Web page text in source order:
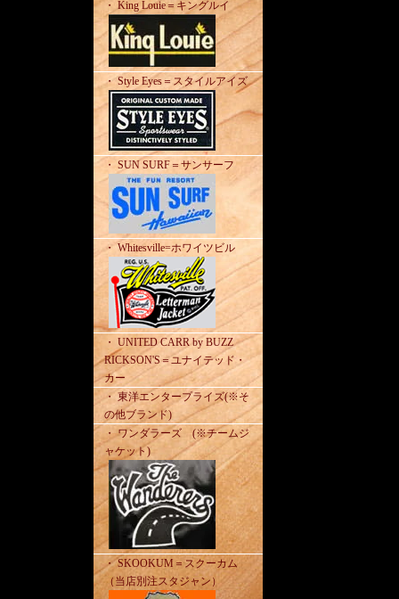
・ King Louie＝キングルイ
・ Style Eyes＝スタイルアイズ
・ SUN SURF＝サンサーフ
・ Whitesville=ホワイツビル
・ UNITED CARR by BUZZ
RICKSON'S＝ユナイテッド・
カー
・ 東洋エンタープライズ(※そ
の他ブランド)
・ ワンダラーズ (※チームジ
ャケット)
・ SKOOKUM＝スクーカム
（当店別注スタジャン）